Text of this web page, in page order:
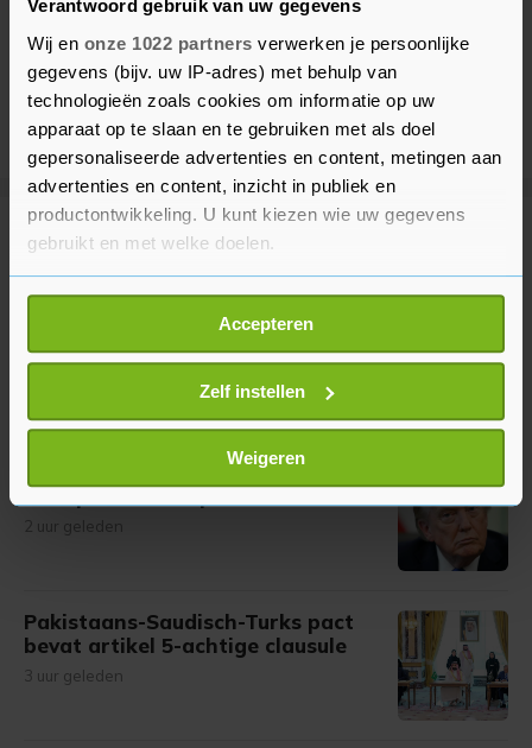
Verantwoord gebruik van uw gegevens
Wij en onze 1022 partners verwerken je persoonlijke
gegevens (bijv. uw IP-adres) met behulp van
technologieën zoals cookies om informatie op uw
apparaat op te slaan en te gebruiken met als doel
gepersonaliseerde advertenties en content, metingen aan
advertenties en content, inzicht in publiek en
productontwikkeling. U kunt kiezen wie uw gegevens
gebruikt en met welke doelen.
Als u het toestaat, willen we ook graag:
Informatie verzamelen over uw geografische
locatie, die tot een paar meter nauwkeurig kan zijn
Uw apparaat identificeren door het actief te
scannen op specifieke eigenschappen (fingerprinting)
Lees meer over hoe uw persoonlijke gegevens worden
verwerkt en stel uw voorkeuren in het
U kunt uw toestemming op elk moment wijzigen of
intrekken in de Cookieverklaring.
bezoek makkelijker en persoonlijker. Op
onze cookiepagina kun je ons cookiebeleid bekijken en je
gemaakte keuze altijd wijzigen of intrekken.
Accepteren
Zelf instellen
Weigeren
Meer uit Buitenland
Italië wil grenscontroles niet
intrekken na dreigement Spanje
Amerikaanse rechter roept bouw
Trumps balzaal opnieuw halt toe
2 uur geleden
Pakistaans-Saudisch-Turks pact
bevat artikel 5-achtige clausule
3 uur geleden